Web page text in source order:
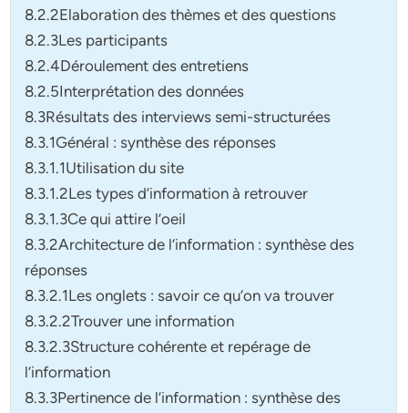
8.2.2Elaboration des thèmes et des questions
8.2.3Les participants
8.2.4Déroulement des entretiens
8.2.5Interprétation des données
8.3Résultats des interviews semi-structurées
8.3.1Général : synthèse des réponses
8.3.1.1Utilisation du site
8.3.1.2Les types d’information à retrouver
8.3.1.3Ce qui attire l’oeil
8.3.2Architecture de l’information : synthèse des
réponses
8.3.2.1Les onglets : savoir ce qu’on va trouver
8.3.2.2Trouver une information
8.3.2.3Structure cohérente et repérage de
l’information
8.3.3Pertinence de l’information : synthèse des